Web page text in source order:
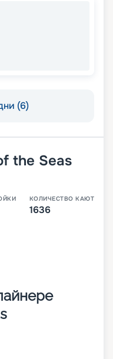
(6)
the Seas
КОЛИЧЕСТВО КАЮТ
1636
это круизное